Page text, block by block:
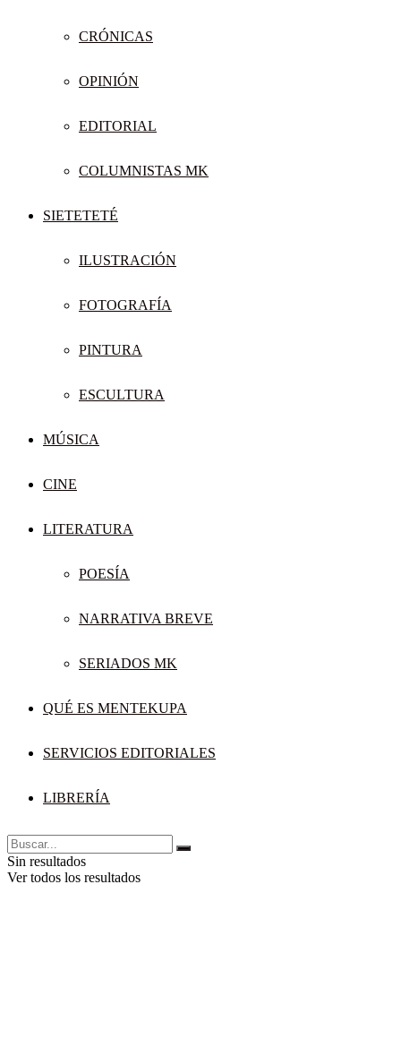
CRÓNICAS
OPINIÓN
EDITORIAL
COLUMNISTAS MK
SIETETETÉ
ILUSTRACIÓN
FOTOGRAFÍA
PINTURA
ESCULTURA
MÚSICA
CINE
LITERATURA
POESÍA
NARRATIVA BREVE
SERIADOS MK
QUÉ ES MENTEKUPA
SERVICIOS EDITORIALES
LIBRERÍA
Sin resultados
Ver todos los resultados